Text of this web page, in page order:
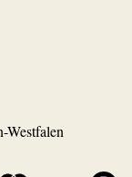
Westfalen